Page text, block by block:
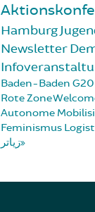
Hamburg
Newsletter
Baden-Baden
Rote Zone
Autonome
Feminismus
زیاتر